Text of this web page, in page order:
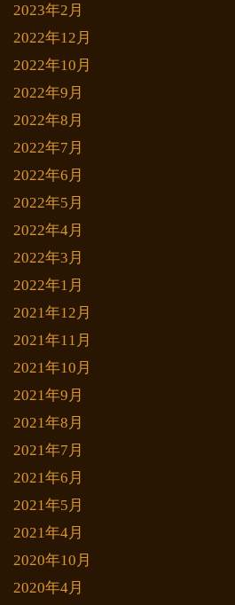
2023年2月
2022年12月
2022年10月
2022年9月
2022年8月
2022年7月
2022年6月
2022年5月
2022年4月
2022年3月
2022年1月
2021年12月
2021年11月
2021年10月
2021年9月
2021年8月
2021年7月
2021年6月
2021年5月
2021年4月
2020年10月
2020年4月